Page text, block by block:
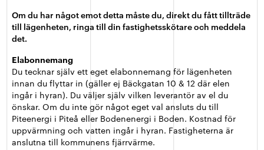
Om du har något emot detta måste du, direkt du fått tillträde
till lägenheten, ringa till din fastighetsskötare och meddela
det.
Elabonnemang
Du tecknar själv ett eget elabonnemang för lägenheten
innan du flyttar in (gäller ej Bäckgatan 10 & 12 där elen
ingår i hyran). Du väljer själv vilken leverantör av el du
önskar. Om du inte gör något eget val ansluts du till
Piteenergi i Piteå eller Bodenenergi i Boden. Kostnad för
uppvärmning och vatten ingår i hyran. Fastigheterna är
anslutna till kommunens fjärrvärme.